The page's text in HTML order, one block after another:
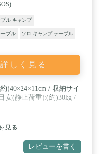
ル キャンプ
ーブル ソロ キャンプ テーブル
しく見る
)40×24×11cm / 収納サイ
安(静止荷重):(約)30kg /
見る
レビューを書く